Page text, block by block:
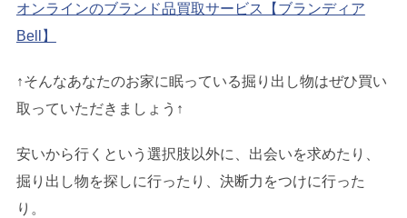
オンラインのブランド品買取サービス【ブランディア
Bell】
↑そんなあなたのお家に眠っている掘り出し物はぜひ買い
取っていただきましょう↑
安いから行くという選択肢以外に、出会いを求めたり、
掘り出し物を探しに行ったり、決断力をつけに行った
り。